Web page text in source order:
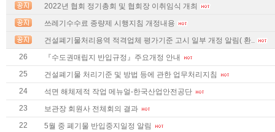
2022년 협회 정기총회 및 협회장 이취임식 개최
쓰레기수수료 종량제 시행지침 개정내용
건설폐기물처리용역 적격업체 평가기준 고시 일부 개정 알림( 환..
26
『수도권매립지 반입규정』주요개정 안내
25
건설폐기물 처리기준 및 방법 등에 관한 업무처리지침
24
석면 해체제적 작업 메뉴얼-한국산업안전공단
23
보관장 회원사 전체회의 결과
22
5월 중 폐기물 반입중지일정 알림